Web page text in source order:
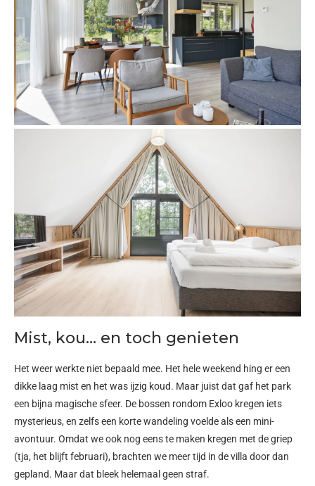
Mist, kou… en toch genieten
Het weer werkte niet bepaald mee. Het hele weekend hing er een
dikke laag mist en het was ijzig koud. Maar juist dat gaf het park
een bijna magische sfeer. De bossen rondom Exloo kregen iets
mysterieus, en zelfs een korte wandeling voelde als een mini-
avontuur. Omdat we ook nog eens te maken kregen met de griep
(tja, het blijft februari), brachten we meer tijd in de villa door dan
gepland. Maar dat bleek helemaal geen straf.